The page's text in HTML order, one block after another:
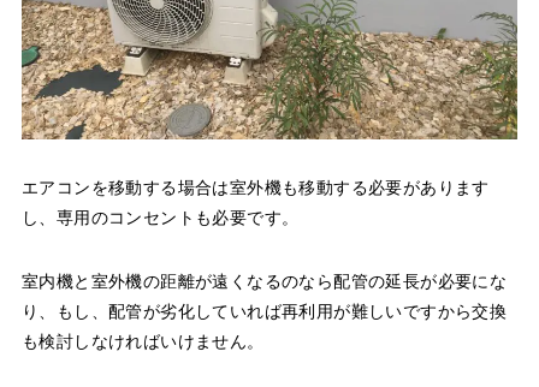
エアコンを移動する場合は室外機も移動する必要があります
し、専用のコンセントも必要です。
室内機と室外機の距離が遠くなるのなら配管の延長が必要にな
り、もし、配管が劣化していれば再利用が難しいですから交換
も検討しなければいけません。